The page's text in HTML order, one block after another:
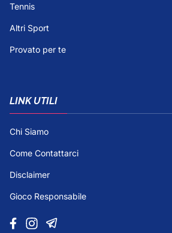
Tennis
Altri Sport
Provato per te
LINK UTILI
Chi Siamo
Come Contattarci
Disclaimer
Gioco Responsabile